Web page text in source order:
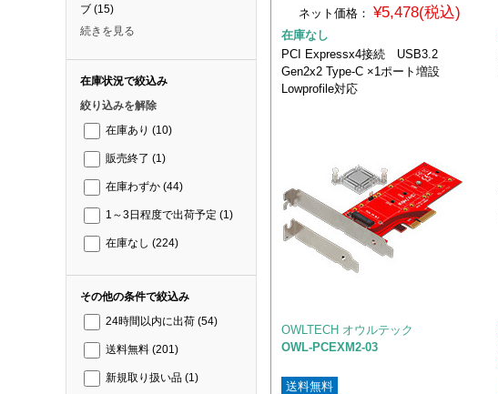
ブ (15)
続きを見る
在庫状況で絞込み
絞り込みを解除
在庫あり (10)
販売終了 (1)
在庫わずか (44)
1～3日程度で出荷予定 (1)
在庫なし (224)
その他の条件で絞込み
24時間以内に出荷 (54)
送料無料 (201)
新規取り扱い品 (1)
ネット価格： ¥5,478(税込)
在庫なし
PCI Expressx4接続 USB3.2
Gen2x2 Type-C ×1ポート増設
Lowprofile対応
OWLTECH オウルテック
OWL-PCEXM2-03
送料無料